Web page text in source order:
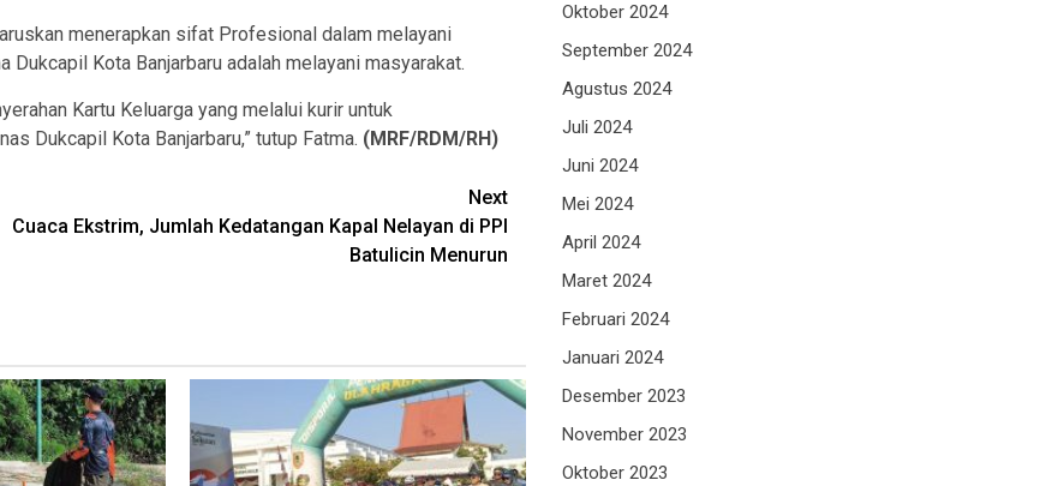
menerapkan sifat Profesional dalam melayani
Kota Banjarbaru adalah melayani masyarakat.
Kartu Keluarga yang melalui kurir untuk
Dukcapil Kota Banjarbaru,” tutup Fatma. (MRF/RDM/RH)
Next
Cuaca Ekstrim, Jumlah Kedatangan Kapal Nelayan di PPI
Batulicin Menurun
Oktober 2024
September 2024
Agustus 2024
Juli 2024
Juni 2024
Mei 2024
April 2024
Maret 2024
Februari 2024
Januari 2024
Desember 2023
November 2023
Oktober 2023